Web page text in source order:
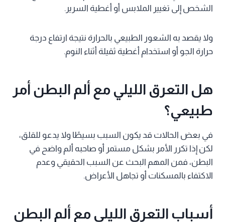
الشخص إلى تغيير الملابس أو أغطية السرير.
ولا يقصد به الشعور الطبيعي بالحرارة نتيجة ارتفاع درجة
حرارة الجو أو استخدام أغطية ثقيلة أثناء النوم.
هل التعرق الليلي مع ألم البطن أمر
طبيعي؟
في بعض الحالات قد يكون السبب بسيطًا ولا يدعو للقلق،
لكن إذا تكرر الأمر بشكل مستمر أو صاحبه ألم واضح في
البطن، فمن المهم البحث عن السبب الحقيقي وعدم
الاكتفاء بالمسكنات أو تجاهل الأعراض.
أسباب التعرق الليلي مع ألم البطن